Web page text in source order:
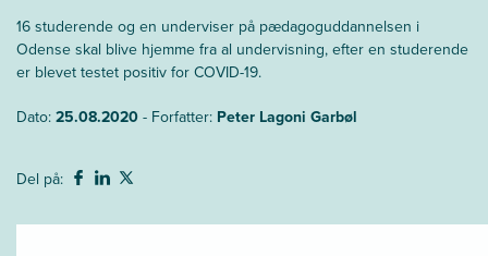
16 studerende og en underviser på pædagoguddannelsen i
Odense skal blive hjemme fra al undervisning, efter en studerende
er blevet testet positiv for COVID-19.
Dato:25.08.2020- Forfatter: Peter Lagoni Garbøl
Del på: